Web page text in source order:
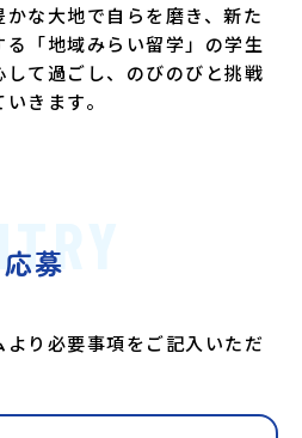
な大地で自らを磨き、新た
「地域みらい留学」の学生
て過ごし、のびのびと挑戦
きます。
応募
り必要事項をご記入いただ